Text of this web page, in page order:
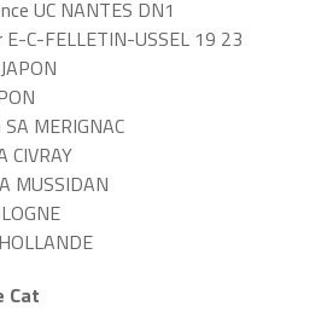
UC NANTES DN1
E-C-FELLETIN-USSEL 19 23
MERIGNAC
CIVRAY
MUSSIDAN
Cat